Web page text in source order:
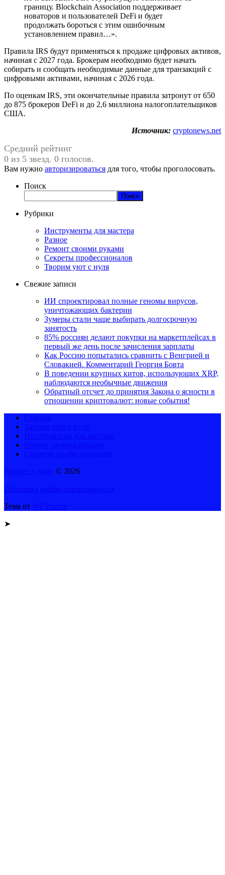
границу. Blockchain Association поддерживает
новаторов и пользователей DeFi и будет
продолжать бороться с этим ошибочным
установлением правил…».
Правила IRS будут применяться к продаже цифровых активов,
начиная с 2027 года. Брокерам необходимо будет начать
собирать и сообщать необходимые данные для транзакций с
цифровыми активами, начиная с 2026 года.
По оценкам IRS, эти окончательные правила затронут от 650
до 875 брокеров DeFi и до 2,6 миллиона налогоплательщиков
США.
Источник: cryptonews.net
Средний рейтинг
0 из 5 звезд. 0 голосов.
Вам нужно авторизироваться для того, чтобы проголосовать.
Поиск
Поиск
Рубрики
Инструменты для мастера
Разное
Ремонт своими руками
Секреты профессионалов
Творим уют с нуля
Свежие записи
ИИ спроектировал полные геномы вирусов,
уничтожающих бактерии
Зумеры стали чаще выбирать долгосрочную
занятость
85% россиян делают покупки на маркетплейсах в
первый же день после зачисления зарплаты
Как Россию попытались сравнить с Венгрией и
Словакией. Комментарий Георгия Бовта
В поведении крупных китов, использующих XRP,
наблюдаются необычные движения
Обратный отсчет до принятия Закона о ясности в
отношении криптовалют: новые события!
© 2026
Тема от
➤